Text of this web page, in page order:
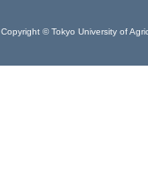
Copyright © Tokyo University of